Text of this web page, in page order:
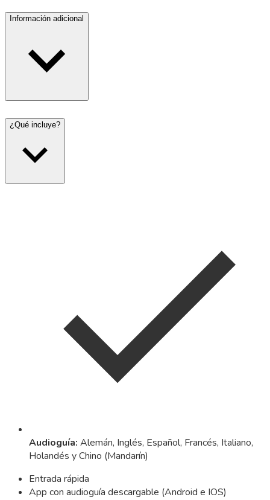
Información adicional
¿Qué incluye?
Audioguía: Alemán, Inglés, Español, Francés, Italiano,
Holandés y Chino (Mandarín)
Entrada rápida
App con audioguía descargable (Android e IOS)